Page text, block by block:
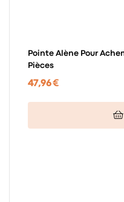
Pointe Alène Pour
Pièces
47,96 €